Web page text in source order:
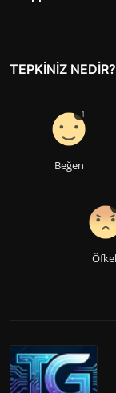
TEPKINIZ NEDIR?
Beğen
1